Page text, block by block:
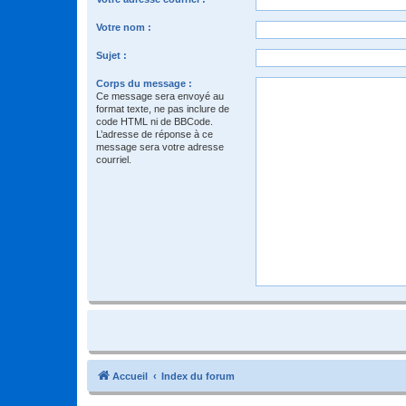
Votre nom :
Sujet :
Corps du message :
Ce message sera envoyé au
format texte, ne pas inclure de
code HTML ni de BBCode.
L’adresse de réponse à ce
message sera votre adresse
courriel.
Accueil Index du forum